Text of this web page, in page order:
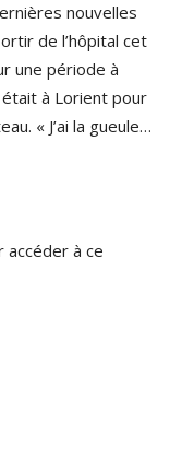
nouvelles
de l’hôpital cet
une période à
était à Lorient pour
« J’ai la gueule…
à ce